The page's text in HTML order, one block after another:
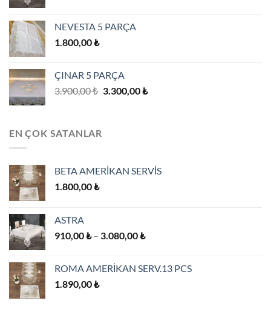
NEVESTA 5 PARÇA
1.800,00₺
ÇINAR 5 PARÇA
3.900,00₺ Orijinal
3.300,00₺Şu
EN ÇOK SATANLAR
BETA AMERİKAN SERVİS
1.800,00₺
ASTRA
910,00₺ – 3.080,00₺Fiyat
-
ROMA AMERİKAN SERV.13 PCS
1.890,00₺